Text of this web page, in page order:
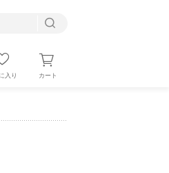
入り カート